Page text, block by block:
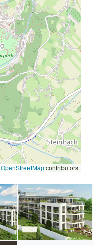
OpenStreetMapcontributors